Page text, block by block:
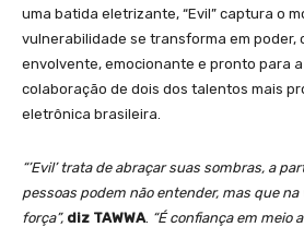
uma batida eletrizante, “Evil” captura o
vulnerabilidade se transforma em poder,
envolvente, emocionante e pronto para
colaboração de dois dos talentos mais
eletrônica brasileira.
“’Evil’ trata de abraçar suas sombras, a
pessoas podem não entender, mas que na
força”, diz TAWWA “É confiança em meio